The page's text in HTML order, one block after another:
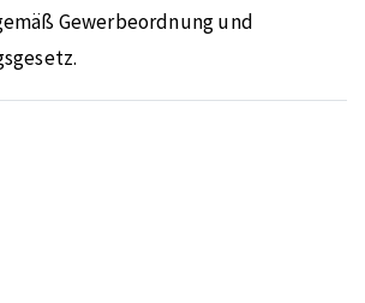
Gewerbeordnung und